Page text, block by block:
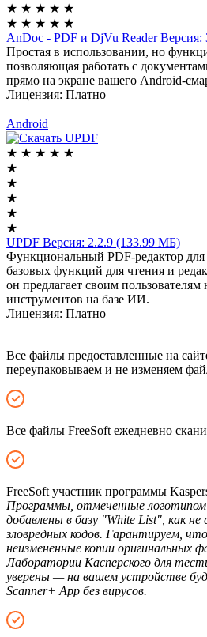
★ ★ ★ ★ ★
★ ★ ★ ★ ★
AnDoc - PDF и DjVu ReaderВерсия:
Простая в использовании, но
позволяющая работать с
прямо на экране вашего Android-
Лицензия: Платно
Android
★ ★ ★ ★ ★
★
★
★
★
★
UPDF Версия: 2.2.9 (133.99 МБ)
Функциональный PDF-редактор
базовых функций для чтения и
он предлагает своим
инструментов на базе ИИ.
Лицензия: Платно
Все файлы предоставленные на
переупаковываем и не изменяем
Все файлы FreeSoft ежедневно
FreeSoft участник программы
Программы, отмеченные логотипом
добавлены в базу "White List", как
зловредных кодов. Гарантируем,
неизмененные копии оригинальных
Лаборатории Касперского для
уверены — на вашем устройстве
Scanner+ App без вирусов.